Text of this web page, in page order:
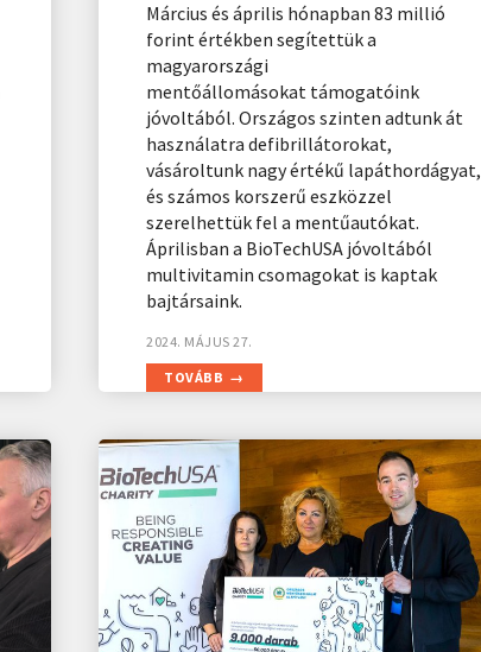
Március és április hónapban 83 millió
forint értékben segítettük a
magyarországi
mentőállomásokat támogatóink
jóvoltából. Országos szinten adtunk át
használatra defibrillátorokat,
vásároltunk nagy értékű lapáthordágyat,
és számos korszerű eszközzel
szerelhettük fel a mentűautókat.
Áprilisban a BioTechUSA jóvoltából
multivitamin csomagokat is kaptak
bajtársaink.
TOVÁBB
2024. MÁJUS 27.